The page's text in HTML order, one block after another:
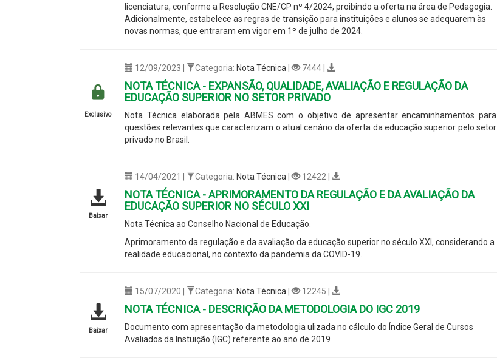
licenciatura, conforme a Resolução CNE/CP nº 4/2024, proibindo a oferta na área de Pedagogia
Adicionalmente, estabelece as regras de transição para instituições e alunos se adequarem às
novas normas, que entraram em vigor em 1º de julho de 2024.
Exclusivo
12/09/2023 | Categoria: Nota Técnica | 7444 |
NOTA TÉCNICA - EXPANSÃO, QUALIDADE, AVALIAÇÃO E REGULAÇÃO DA
EDUCAÇÃO SUPERIOR NO SETOR PRIVADO
Nota Técnica elaborada pela ABMES com o objetivo de apresentar encaminhamentos para
questões relevantes que caracterizam o atual cenário da oferta da educação superior pelo setor
privado no Brasil.
Baixar
14/04/2021 | Categoria: Nota Técnica | 12422 |
NOTA TÉCNICA - APRIMORAMENTO DA REGULAÇÃO E DA AVALIAÇÃO DA
EDUCAÇÃO SUPERIOR NO SÉCULO XXI
Nota Técnica ao Conselho Nacional de Educação.
Aprimoramento da regulação e da avaliação da educação superior no século XXI, considerando a
realidade educacional, no contexto da pandemia da COVID-19.
Baixar
15/07/2020 | Categoria: Nota Técnica | 12245 |
NOTA TÉCNICA - DESCRIÇÃO DA METODOLOGIA DO IGC 2019
Documento com apresentação da metodologia ulizada no cálculo do Índice Geral de Cursos
Avaliados da Instuição (IGC) referente ao ano de 2019